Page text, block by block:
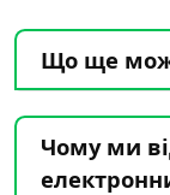
Що ще
Чому ми